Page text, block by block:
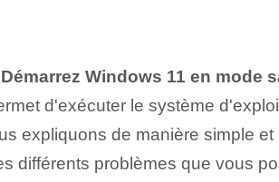
Démarrez Windows 11 en mode
d'exécuter le système
expliquons de manière simple
différents problèmes que vous